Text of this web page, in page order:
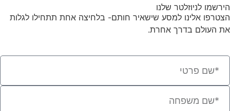
הירשמו לניוזלטר שלנו
הצטרפו אלינו למסע שישאיר חותם- בלחיצה אחת תתחילו לגלות
את העולם בדרך אחרת.